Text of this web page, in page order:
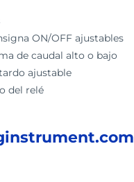
ON/OFF ajustables
de caudal alto o bajo
ajustable
del relé